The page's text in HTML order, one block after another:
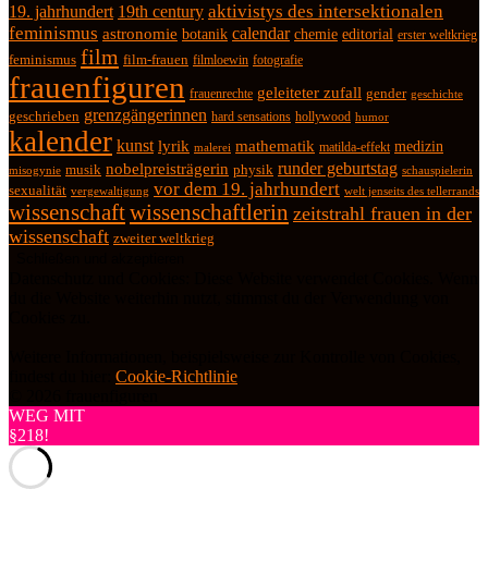
19. jahrhundert 19th century aktivistys des intersektionalen
feminismus astronomie botanik calendar chemie editorial erster weltkrieg
feminismus film film-frauen filmloewin fotografie
frauenfiguren frauenrechte geleiteter zufall gender geschichte
geschrieben grenzgängerinnen hard sensations hollywood humor
kalender kunst lyrik malerei mathematik matilda-effekt medizin
misogynie musik nobelpreisträgerin physik runder geburtstag schauspielerin
sexualität vergewaltigung vor dem 19. jahrhundert welt jenseits des tellerrands
wissenschaftwissenschaftlerin zeitstrahl frauen in der
wissenschaft zweiter weltkrieg
Cookie-Richtlinie
WEG MIT
§218!